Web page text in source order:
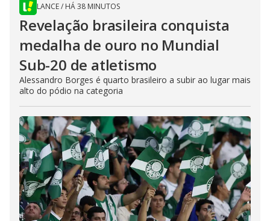
LANCE/ HÁ 38 MINUTOS
Revelação brasileira conquista
medalha de ouro no Mundial
Sub-20 de atletismo
Alessandro Borges é quarto brasileiro a subir ao lugar mais
alto do pódio na categoria